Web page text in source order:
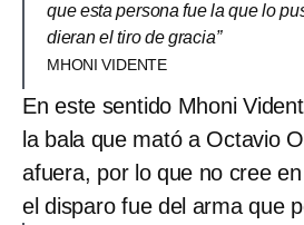
que esta persona fue la que lo
dieran el tiro de gracia”
MHONI VIDENTE
En este sentido Mhoni
la bala que mató a Octavio
afuera, por lo que no cree
el disparo fue del arma que